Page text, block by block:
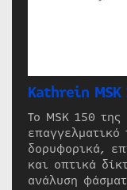
Kathrein MSK
Το MSK 150
επαγγελματικό
δορυφορικά,
και οπτικά
ανάλυση